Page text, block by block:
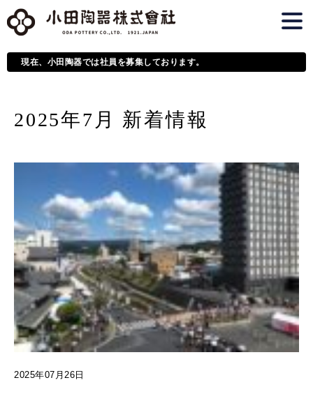
現在、小田陶器では社員を募集しております。
2025年7月 新着情報
2025年07月26日